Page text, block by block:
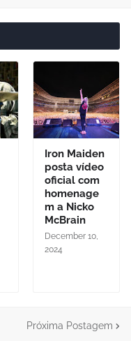
Iron Maiden
posta vídeo
oficial com
homenage
m a Nicko
McBrain
December 10,
2024
Próxima Postagem